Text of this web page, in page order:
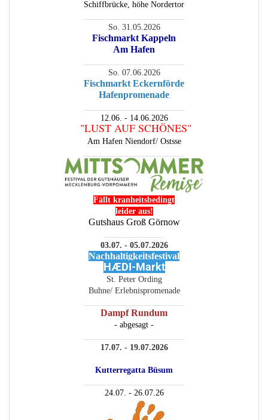
Schiffbrücke, höhe Nordertor
So. 31.05.2026
Fischmarkt Kappeln
Am Hafen
So. 07.06.2026
Fischmarkt Eckernförde
Hafenpromenade
12.06. - 14.06.2026
"LUST AUF SCHÖNES"
Am Hafen Niendorf/ Ostsse
Fällt kranheitsbedingt
leider aus!
Gutshaus Groß Görnow
03.07. - 05.07.2026
Nachhaltigkeitsfestival
HÆDI-Markt
St. Peter Ording
Buhne/ Erlebnispromenade
Dampf Rundum
- abgesagt -
17.07. - 19.07.2026
Kutterregatta Büsum
24.07. - 26.07.26